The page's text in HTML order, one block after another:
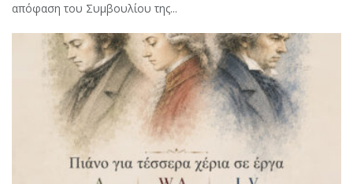
απόφαση του Συμβουλίου της...